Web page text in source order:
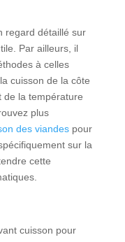
regard détaillé sur
Par ailleurs, il
à celles
cuisson de la côte
la température
plus
des viandespour
sur la
cette
cuisson pour